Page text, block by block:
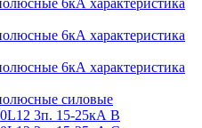
6кА характеристика
6кА характеристика
силовые
3п. 15-25кА B